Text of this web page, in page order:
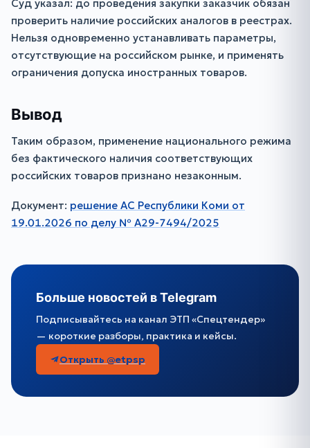
Суд указал: до проведения закупки заказчик обязан
проверить наличие российских аналогов в реестрах.
Нельзя одновременно устанавливать параметры,
отсутствующие на российском рынке, и применять
ограничения допуска иностранных товаров.
Вывод
Таким образом, применение национального режима
без фактического наличия соответствующих
российских товаров признано незаконным.
Документ: решение АС Республики Коми от
19.01.2026 по делу № А29-7494/2025
Больше новостей в Telegram
Подписывайтесь на канал ЭТП «Спецтендер»
— короткие разборы, практика и кейсы.
Открыть @etpsp